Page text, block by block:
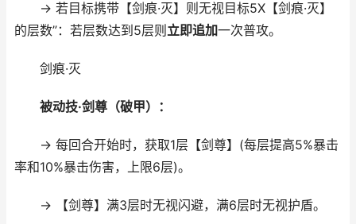
→ 若目标携带【剑痕·灭】则无视目标5X【剑痕·灭】
的层数”：若层数达到5层则 立即追加一次普攻。
剑痕·灭
被动技·剑尊（破甲）：
→ 每回合开始时，获取1层【剑尊】(每层提高5%暴击
率和10%暴击伤害，上限6层)。
→ 【剑尊】满3层时无视闪避，满6层时无视护盾。